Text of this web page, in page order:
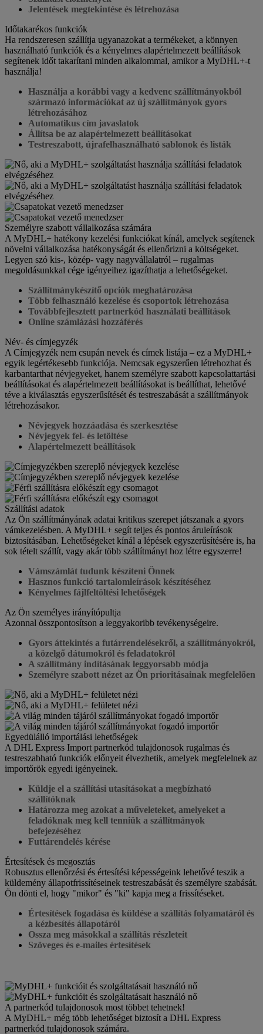
Jelentések megtekintése és létrehozása
Időtakarékos funkciók
Ha rendszeresen szállítja ugyanazokat a termékeket, a könnyen
használható funkciók és a kényelmes alapértelmezett beállítások
segítenek időt takarítani minden alkalommal, amikor a MyDHL+-t
használja!
Használja a korábbi vagy a kedvenc szállítmányokból
származó információkat az új szállítmányok gyors
létrehozásához
Automatikus cím javaslatok
Állítsa be az alapértelmezett beállításokat
Testreszabott, újrafelhasználható sablonok és listák
Személyre szabott vállalkozása számára
A MyDHL+ hatékony kezelési funkciókat kínál, amelyek segítenek
növelni vállalkozása hatékonyságát és ellenőrizni a költségeket.
Legyen szó kis-, közép- vagy nagyvállalatról – rugalmas
megoldásunkkal cége igényeihez igazíthatja a lehetőségeket.
Szállítmánykészítő opciók meghatározása
Több felhasználó kezelése és csoportok létrehozása
Továbbfejlesztett partnerkód használati beállítások
Online számlázási hozzáférés
Név- és címjegyzék
A Címjegyzék nem csupán nevek és címek listája – ez a MyDHL+
egyik legértékesebb funkciója. Nemcsak egyszerűen létrehozhat és
karbantarthat névjegyeket, hanem személyre szabott kapcsolattartási
beállításokat és alapértelmezett beállításokat is beállíthat, lehetővé
téve a kiválasztás egyszerűsítését és testreszabását a szállítmányok
létrehozásakor.
Névjegyek hozzáadása és szerkesztése
Névjegyek fel- és letöltése
Alapértelmezett beállítások
Szállítási adatok
Az Ön szállítmányának adatai kritikus szerepet játszanak a gyors
vámkezelésben. A MyDHL+ segít teljes és pontos áruleírások
biztosításában. Lehetőségeket kínál a lépések egyszerűsítésére is, ha
sok tételt szállít, vagy akár több szállítmányt hoz létre egyszerre!
Vámszámlát tudunk készíteni Önnek
Hasznos funkció tartalomleírások készítéséhez
Kényelmes fájlfeltöltési lehetőségek
Az Ön személyes irányítópultja
Azonnal összpontosítson a leggyakoribb tevékenységeire.
Gyors áttekintés a futárrendelésekről, a szállítmányokról,
a közelgő dátumokról és feladatokról
A szállítmány indításának leggyorsabb módja
Személyre szabott nézet az Ön prioritásainak megfelelően
Egyedülálló importálási lehetőségek
A DHL Express Import partnerkód tulajdonosok rugalmas és
testreszabható funkciók előnyeit élvezhetik, amelyek megfelelnek az
importőrök egyedi igényeinek.
Küldje el a szállítási utasításokat a megbízható
szállítóknak
Határozza meg azokat a műveleteket, amelyeket a
feladóknak meg kell tenniük a szállítmányok
befejezéséhez
Futtárendelés kérése
Értesítések és megosztás
Robusztus ellenőrzési és értesítési képességeink lehetővé teszik a
küldemény állapotfrissítéseinek testreszabását és személyre szabását.
Ön dönti el, hogy "mikor" és "ki" kapja meg a frissítéseket.
Értesítések fogadása és küldése a szállítás folyamatáról és
a kézbesítés állapotáról
Ossza meg másokkal a szállítás részleteit
Szöveges és e-mailes értesítések
A partnerkód tulajdonosok most többet tehetnek!
A MyDHL+ még több lehetőséget biztosít a DHL Express
partnerkód tulajdonosok számára.